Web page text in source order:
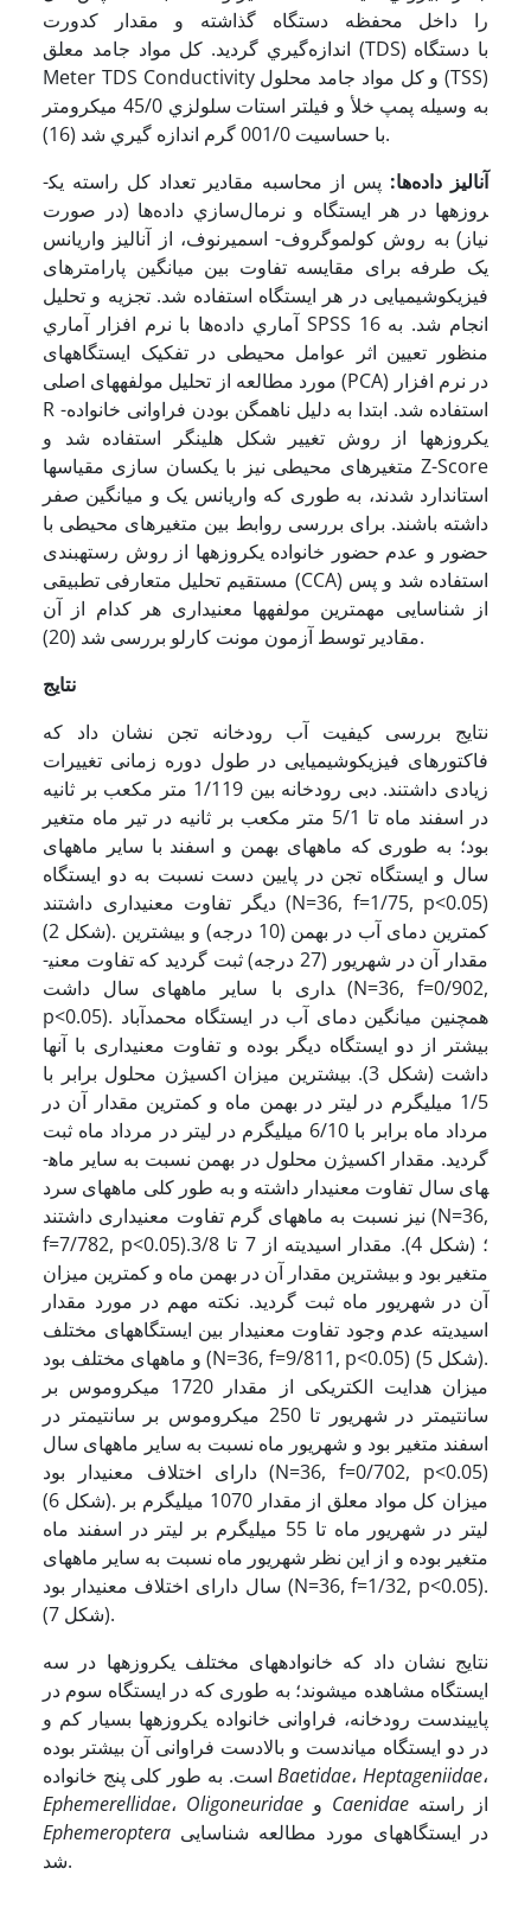
ﺭﺍ ﺩﺍﺧﻞ ﻣﺤﻔﻈﻪ ﺩﺳﺘﮕﺎﻩ ﮔﺬﺍﺷﺘﻪ ﻭ ﻣﻘﺪﺍﺭ ﻛﺪﻭﺭﺕ
ﺍﻧﺪﺍﺯﻩﮔﻴﺮﻱ ﮔﺮﺩﻳﺪ. کل مواد جامد معلق (TDS) با دستگاه
Meter TDS Conductivity ﻭ ﻛﻞ ﻣﻮﺍﺩ ﺟﺎﻣﺪ ﻣﺤﻠﻮﻝ (TSS)
به ﻭﺳﻴﻠﻪ ﭘﻤﭗ ﺧﻸ ﻭ ﻓﻴﻠﺘﺮ ﺍﺳﺘﺎﺕ ﺳﻠﻮﻟﺰﻱ 45/0 ﻣﻴﻜﺮﻭﻣﺘﺮ
ﺑﺎ ﺣﺴﺎﺳﻴﺖ 001/0 ﮔﺮﻡ ﺍﻧﺪﺍﺯﻩ ﮔﻴﺮﻱ ﺷﺪ (16).
ﺁﻧﺎﻟﻴﺰ ﺩﺍﺩﻩﻫﺎ: پس از محاسبه مقادیر تعداد کل راسته یک­
روزه­ها در هر ایستگاه و ﻧﺮﻣﺎﻝ­ﺳﺎﺯﻱ ﺩﺍﺩﻩﻫﺎ (در صورت
نیاز) ﺑﻪ ﺭﻭﺵ ﻛﻮﻟﻤﻮﮔﺮﻭﻑ- ﺍﺳﻤﻴﺮﻧﻮﻑ، از آنالیز واریانس
یک طرفه برای مقایسه تفاوت بین میانگین پارامترهای
فیزیکوشیمیایی در هر ایستگاه استفاده شد. ﺗﺠﺰﻳﻪ ﻭ ﺗﺤﻠﻴﻞ
ﺁﻣﺎﺭﻱ ﺩﺍﺩﻩﻫﺎ ﺑﺎ ﻧﺮﻡ افزار ﺁﻣﺎﺭﻱ SPSS 16 ﺍﻧﺠﺎﻡ ﺷﺪ. به
منظور تعیین اثر عوامل محیطی در تفکیک ایستگاه­های
مورد مطالعه از تحلیل مولفه­های اصلی (PCA) در نرم افزار
R استفاده شد. ابتدا به دلیل ناهمگن بودن فراوانی خانواده­
یک­روزه­ها از روش تغییر شکل هلینگر استفاده شد و
متغیرهای محیطی نیز با یکسان سازی مقیاس­ها Z-Score
استاندارد شدند، به طوری که واریانس یک و میانگین صفر
داشته باشند. برای بررسی روابط بین متغیرهای محیطی با
حضور و عدم حضور خانواده­ یک­روزه­ها از روش رسته­بندی
مستقیم تحلیل متعارفی تطبیقی (CCA) استفاده شد و پس
از شناسایی مهم­ترین مولفه­ها معنی­داری هر کدام از آن
مقادیر توسط آزمون مونت کارلو بررسی شد (20).
ﻧﺘﺎﻳﺞ
نتایج بررسی کیفیت آب رودخانه تجن نشان داد که
فاکتورهای فیزیکوشیمیایی در طول دوره زمانی تغییرات
زیادی داشتند. دبی رودخانه بین 1/119 متر مکعب بر ثانیه
در اسفند ماه تا 5/1 متر مکعب بر ثانیه در تیر ماه متغیر
بود؛ به طوری که ماه­های بهمن و اسفند با سایر ماه­های
سال و ایستگاه تجن در پایین دست نسبت به دو ایستگاه
دیگر تفاوت معنی­داری داشتند (N=36, f=1/75, p<0.05)
(شکل 2). کمترین دمای آب در بهمن (10 درجه) و بیشترین
مقدار آن در شهریور (27 درجه) ثبت گردید که تفاوت معنی­
داری با سایر ماه­های سال داشت (N=36, f=0/902,
p<0.05). همچنین میانگین دمای آب در ایستگاه محمدآباد
بیشتر از دو ایستگاه دیگر بوده و تفاوت معنی­داری با آنها
داشت (شکل 3). بیشترین میزان اکسیژن محلول برابر با
1/5 میلی­گرم در لیتر در بهمن ماه و کمترین مقدار آن در
مرداد ماه برابر با 6/10 میلی­گرم در لیتر در مرداد ماه ثبت
گردید. مقدار اکسیژن محلول در بهمن نسبت به سایر ماه­
های سال تفاوت معنی­دار داشته و به طور کلی ماه­های سرد
نیز نسبت به ماه­های گرم تفاوت معنی­داری داشتند (N=36,
f=7/782, p<0.05).؛ (شکل 4). مقدار اسیدیته از 7 تا 3/8
متغیر بود و بیشترین مقدار آن در بهمن ماه و کمترین میزان
آن در شهریور ماه ثبت گردید. نکته مهم در مورد مقدار
اسیدیته عدم وجود تفاوت معنی­دار بین ایستگاه­های مختلف
و ماه­های مختلف بود (N=36, f=9/811, p<0.05) (شکل 5).
میزان هدایت الکتریکی از مقدار 1720 میکروموس بر
سانتی­متر در شهریور تا 250 میکروموس بر سانتی­متر در
اسفند متغیر بود و شهریور ماه نسبت به سایر ماه­های سال
دارای اختلاف معنی­دار بود (N=36, f=0/702, p<0.05)
(شکل 6). میزان کل مواد معلق از مقدار 1070 میلی­گرم بر
لیتر در شهریور ماه تا 55 میلی­گرم بر لیتر در اسفند ماه
متغیر بوده و از این نظر شهریور ماه نسبت به سایر ماه­های
سال دارای اختلاف معنی­دار بود (N=36, f=1/32, p<0.05).
(شکل 7).
نتایج نشان داد که خانواده­های مختلف یک­روزه­ها در سه
ایستگاه­ مشاهده می­شوند؛ به طوری که در ایستگاه سوم در
پایین­دست رودخانه، فراوانی خانواده یک­روزه­ها بسیار کم و
در دو ایستگاه میان­دست و بالادست فراوانی آن بیشتر بوده
است. به طور کلی پنج خانوادهBaetidae،Heptageniidae،
Ephemerellidae، Oligoneuridae Caenidae از راسته
Ephemeroptera
شد.